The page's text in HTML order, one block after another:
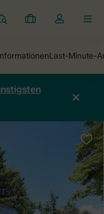
Meine
Dropdown-
öffnen